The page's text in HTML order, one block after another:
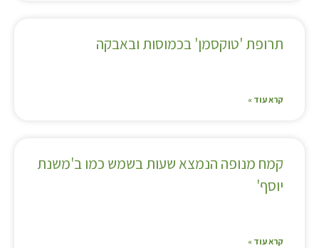
תרופת 'טוקסמן' בכמוסות ובאבקה
קרא עוד »
קמח מנופה הנמצא שעות בשמש כמו ב'משנת
יוסף'
קרא עוד »